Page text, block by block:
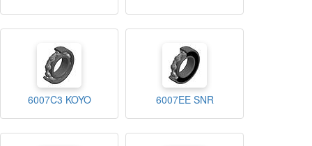
6007C3 KOYO 6007EE SNR